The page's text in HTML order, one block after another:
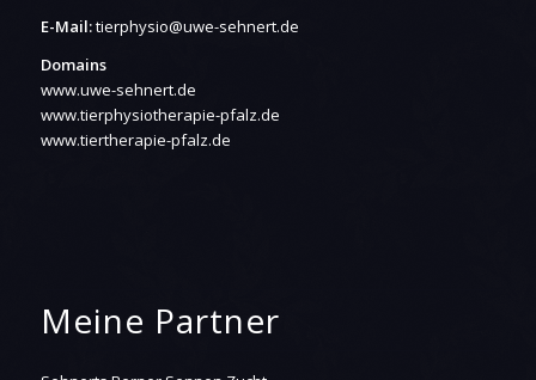
E-Mail:tierphysio@uwe-sehnert.de
Domains
www.uwe-sehnert.de
www.tierphysiotherapie-pfalz.de
www.tiertherapie-pfalz.de
Meine Partner